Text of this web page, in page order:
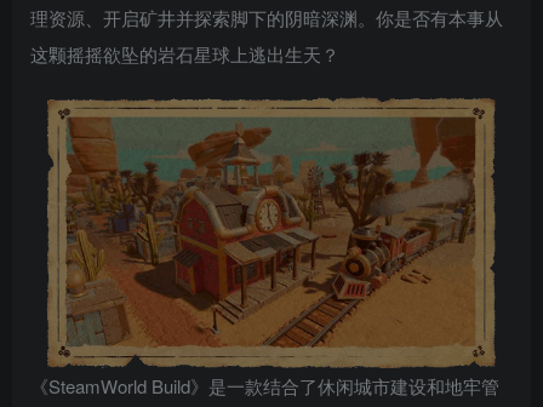
理资源、开启矿井并探索脚下的阴暗深渊。你是否有本事从
这颗摇摇欲坠的岩石星球上逃出生天？
《SteamWorld Build》是一款结合了休闲城市建设和地牢管